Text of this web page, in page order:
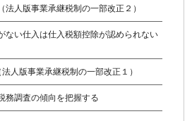
人版事業承継税制の一部改正２）
ない仕入は仕入税額控除が認められない
人版事業承継税制の一部改正１）
務調査の傾向を把握する